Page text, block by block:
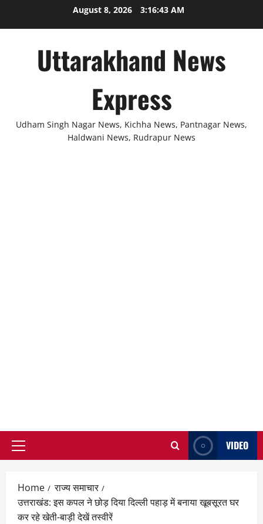
August 8, 2026 3:16:43 AM
Uttarakhand News
Express
Udham Singh Nagar News, Kichha News, Pantnagar News,
Haldwani News, Rudrapur News
Primary
VIDEO
Home
राज्य समाचार
उत्तराखंड: इस कपल ने छोड़ दिया दिल्ली पहाड़ में बनाया खूबसूरत घर
कर रहे खेती-बाड़ी देखें तस्वीरें